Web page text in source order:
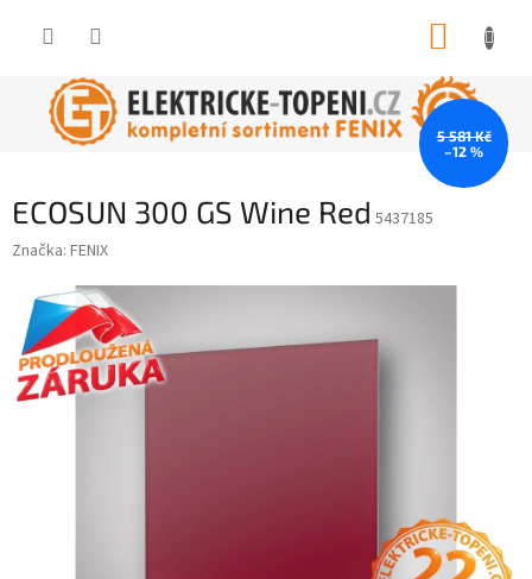
ECOSUN 300 GS Wine Red 5437185
Značka: FENIX
5 581 Kč
–12 %